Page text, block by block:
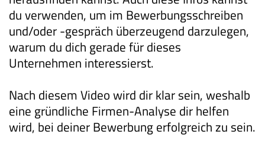
du verwenden, um im Bewerbungsschreiben
und/oder -gespräch überzeugend darzulegen,
warum du dich gerade für dieses
Unternehmen interessierst.
Nach diesem Video wird dir klar sein, weshalb
eine gründliche Firmen-Analyse dir helfen
wird, bei deiner Bewerbung erfolgreich zu sein.